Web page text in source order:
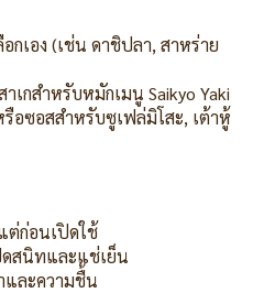
กเอง (เช่น ดาชิปลา, สาหร่าย
กสำหรับหมักเมนู Saikyo Yaki
อซอสสำหรับซูเฟล่มิโสะ, เต้าหู้
ต่ก่อนเปิดใช้
ดสนิทและแช่เย็น
และความชื้น